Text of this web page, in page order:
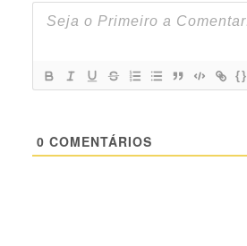
{}
0 COMENTÁRIOS